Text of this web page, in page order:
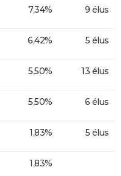
7,34% 9 élus
6,42% 5 élus
5,50% 13 élus
5,50% 6 élus
1,83% 5 élus
1,83%